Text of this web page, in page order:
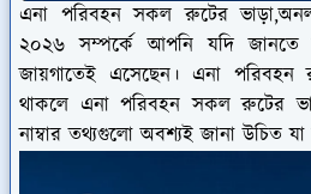
এনা পরিবহন সকল রুটের
২০২৬ সম্পর্কে আপনি যদি
জায়গাতেই এসেছেন। এনা
থাকলে এনা পরিবহন সকল রুটের
নাম্বার তথ্যগুলো অবশ্যই জানা উচিত